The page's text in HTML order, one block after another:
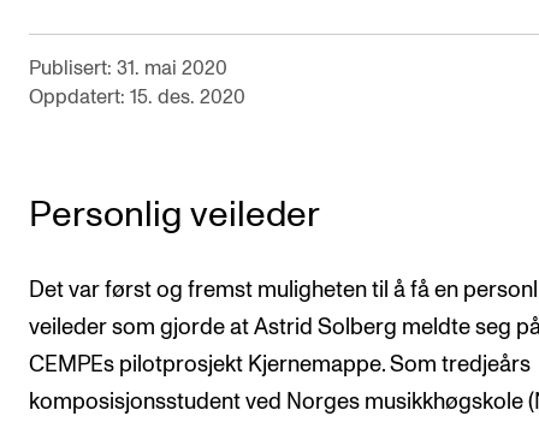
Nyheter og historier
INFO
Om Norges musikkhøgskole
Publisert: 31. mai 2020
Oppdatert: 15. des. 2020
Personlig veileder
Det var først og fremst muligheten til å få en
veileder som gjorde at Astrid Solberg meldte seg
CEMPEs pilotprosjekt Kjernemappe. Som tredjeårs
komposisjonsstudent ved Norges musikkhøgskole